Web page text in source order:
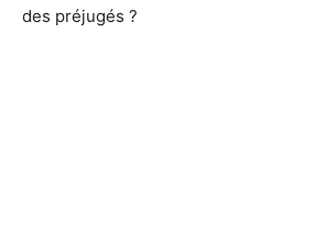
des préjugés ?